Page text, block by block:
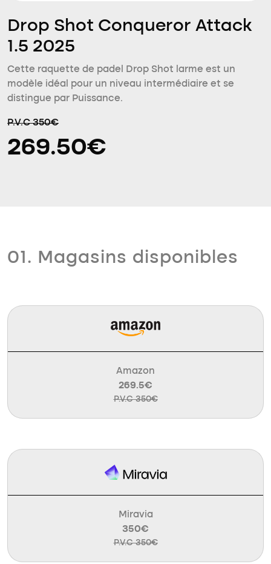
Drop Shot Conqueror Attack
1.5 2025
Cette raquette de padel Drop Shot larme est un
modèle idéal pour un niveau intermédiaire et se
distingue par Puissance.
P.V.C 350€
269.50€
01. Magasins disponibles
Amazon
269.5€
P.V.C 350€
Miravia
350€
P.V.C 350€